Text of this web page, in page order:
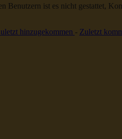
Benutzern ist es nicht gestattet,
hinzugekommen - Zuletzt